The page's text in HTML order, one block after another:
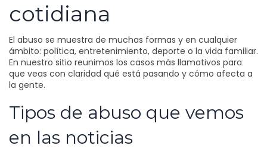
cotidiana
El abuso se muestra de muchas formas y en cualquier
ámbito: política, entretenimiento, deporte o la vida familiar.
En nuestro sitio reunimos los casos más llamativos para
que veas con claridad qué está pasando y cómo afecta a
la gente.
Tipos de abuso que vemos
en las noticias